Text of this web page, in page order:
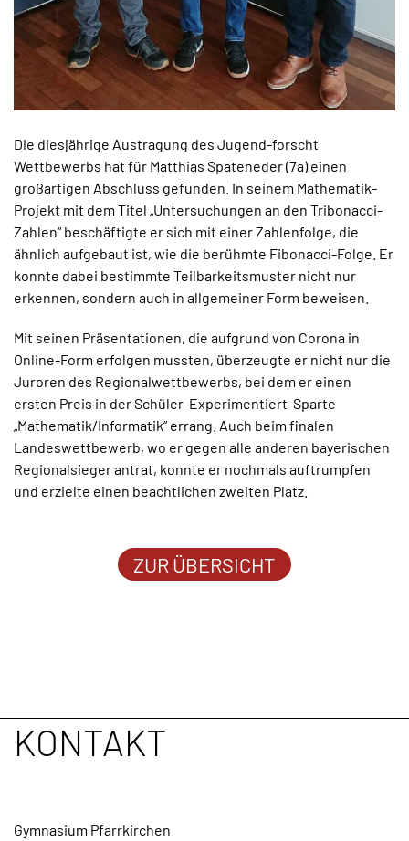
Die diesjährige Austragung des Jugend-forscht
Wettbewerbs hat für Matthias Spateneder (7a) einen
großartigen Abschluss gefunden. In seinem Mathematik-
Projekt mit dem Titel „Untersuchungen an den Tribonacci-
Zahlen“ beschäftigte er sich mit einer Zahlenfolge, die
ähnlich aufgebaut ist, wie die berühmte Fibonacci-Folge. Er
konnte dabei bestimmte Teilbarkeitsmuster nicht nur
erkennen, sondern auch in allgemeiner Form beweisen.
Mit seinen Präsentationen, die aufgrund von Corona in
Online-Form erfolgen mussten, überzeugte er nicht nur die
Juroren des Regionalwettbewerbs, bei dem er einen
ersten Preis in der Schüler-Experimentiert-Sparte
„Mathematik/Informatik“ errang. Auch beim finalen
Landeswettbewerb, wo er gegen alle anderen bayerischen
Regionalsieger antrat, konnte er nochmals auftrumpfen
und erzielte einen beachtlichen zweiten Platz.
ZUR ÜBERSICHT
KONTAKT
Gymnasium Pfarrkirchen